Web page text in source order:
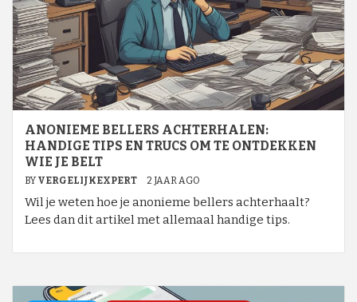
ANONIEME BELLERS ACHTERHALEN:
HANDIGE TIPS EN TRUCS OM TE ONTDEKKEN
WIE JE BELT
BY VERGELIJKEXPERT 2 JAAR AGO
Wil je weten hoe je anonieme bellers achterhaalt?
Lees dan dit artikel met allemaal handige tips.